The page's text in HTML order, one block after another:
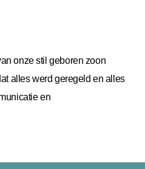
onze stil geboren zoon
alles werd geregeld en alles
en